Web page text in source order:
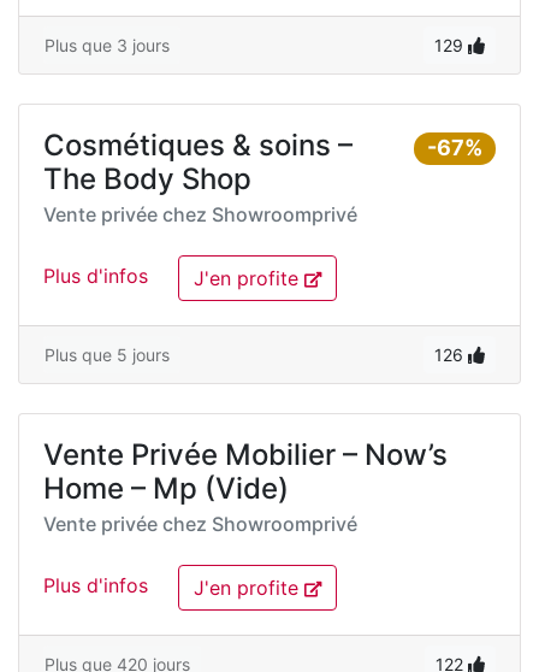
Plus que 3 jours 129
-67%
Cosmétiques & soins –
The Body Shop
Vente privée chez Showroomprivé
Plus d'infos J'en profite
Plus que 5 jours 126
Vente Privée Mobilier – Now’s
Home – Mp (Vide)
Vente privée chez Showroomprivé
Plus d'infos J'en profite
Plus que 420 jours 122